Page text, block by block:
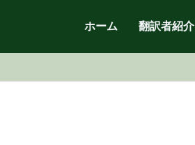
ホーム 翻訳者紹介